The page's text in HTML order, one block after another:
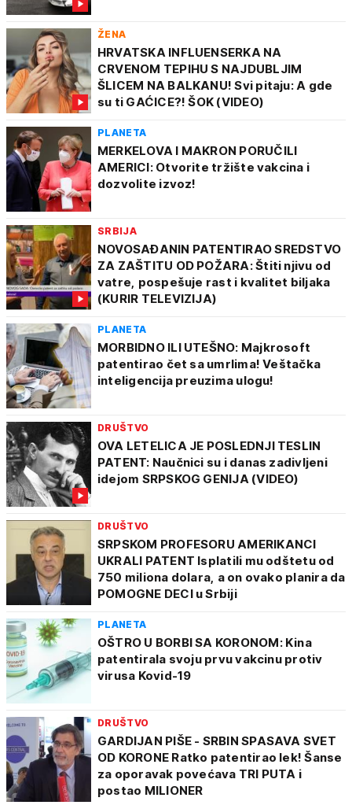
ŽENA
HRVATSKA INFLUENSERKA NA
CRVENOM TEPIHU S NAJDUBLJIM
ŠLICEM NA BALKANU! Svi pitaju: A gde
su ti GAĆICE?! ŠOK (VIDEO)
PLANETA
MERKELOVA I MAKRON PORUČILI
AMERICI: Otvorite tržište vakcina i
dozvolite izvoz!
SRBIJA
NOVOSAĐANIN PATENTIRAO SREDSTVO
ZA ZAŠTITU OD POŽARA: Štiti njivu od
vatre, pospešuje rast i kvalitet biljaka
(KURIR TELEVIZIJA)
PLANETA
MORBIDNO ILI UTEŠNO: Majkrosoft
patentirao čet sa umrlima! Veštačka
inteligencija preuzima ulogu!
DRUŠTVO
OVA LETELICA JE POSLEDNJI TESLIN
PATENT: Naučnici su i danas zadivljeni
idejom SRPSKOG GENIJA (VIDEO)
DRUŠTVO
SRPSKOM PROFESORU AMERIKANCI
UKRALI PATENT Isplatili mu odštetu od
750 miliona dolara, a on ovako planira da
POMOGNE DECI u Srbiji
PLANETA
OŠTRO U BORBI SA KORONOM: Kina
patentirala svoju prvu vakcinu protiv
virusa Kovid-19
DRUŠTVO
GARDIJAN PIŠE - SRBIN SPASAVA SVET
OD KORONE Ratko patentirao lek! Šanse
za oporavak povećava TRI PUTA i
postao MILIONER